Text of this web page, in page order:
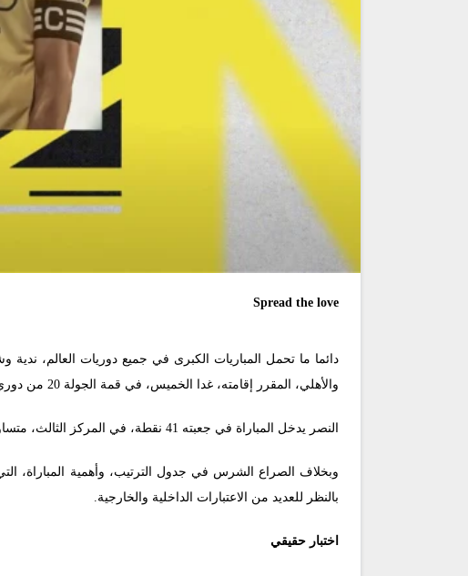
Spread the love
دائما ما تحمل المباريات الكبرى في جميع دوريات العالم،
والأهلي، المقرر إقامته، غدا الخميس، في قمة الجولة 20 من دوري روشن.
النصر يدخل المباراة في جعبته 41 نقطة، في المركز الثالث، متساويا مع القادسية الرابع، لكنه يتفوق بفارق الأهداف، فيما يأتي الأهلي خلفهما، بفارق 3 نقاط.
وبخلاف الصراع الشرس في جدول الترتيب، وأهمية المباراة،
بالنظر للعديد من الاعتبارات الداخلية والخارجية.
اختبار حقيقي